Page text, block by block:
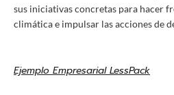
sus iniciativas concretas para hacer
climática e impulsar las acciones de
Ejemplo Empresarial LessPack